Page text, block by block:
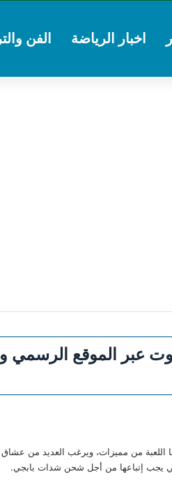
اخبار الرياضة الفن
شدات ببجي موبايل مجانًا 2025 بدون روت عبر
اللعبة من مميزات، ويرغب العديد من
يجب إتباعها من أجل شحن شدات بابجي.